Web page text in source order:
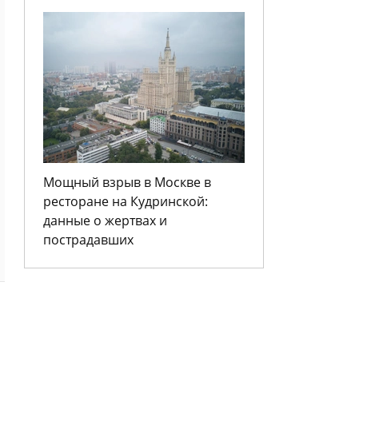
Мощный взрыв в Москве в
ресторане на Кудринской:
данные о жертвах и
пострадавших